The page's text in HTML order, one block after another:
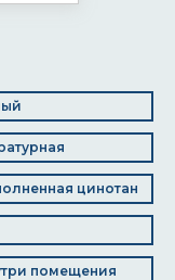
цинотан
помещения